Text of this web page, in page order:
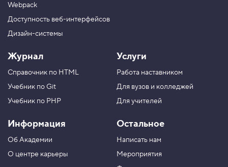
Webpack
Доступность веб-интерфейсов
Дизайн-системы
Журнал
Справочник по HTML
Учебник по Git
Учебник по PHP
Информация
Об Академии
О центре карьеры
Услуги
Работа наставником
Для вузов и колледжей
Для учителей
Остальное
Написать нам
Мероприятия